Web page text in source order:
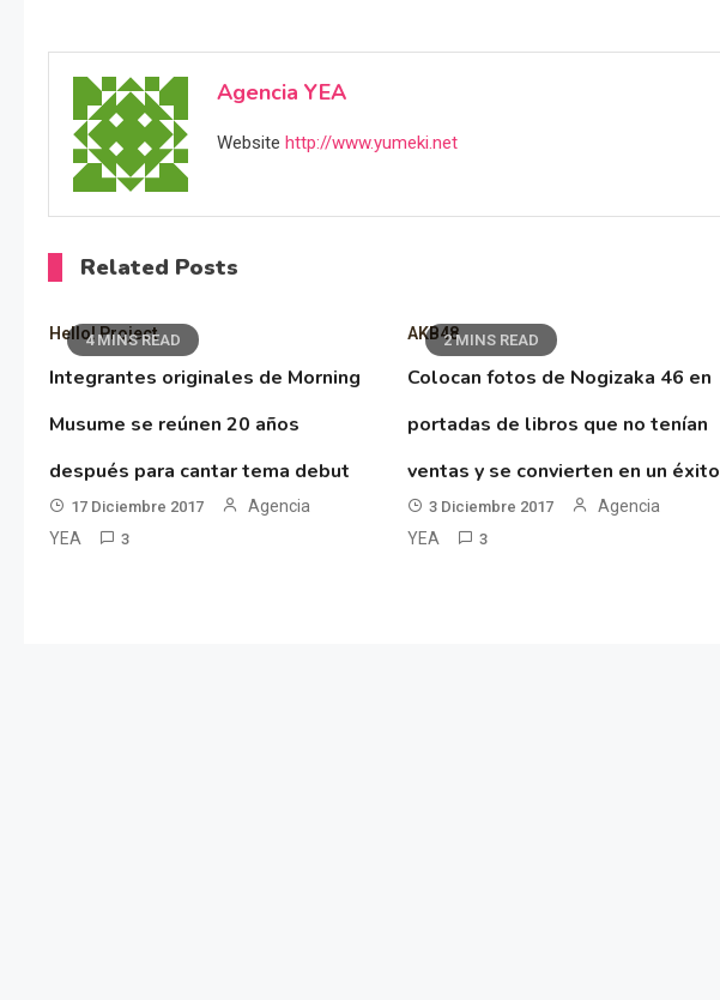
Agencia YEA
Website http://www.yumeki.net
Related Posts
4 MINS READ
Hello! Project
Integrantes originales de Morning
Musume se reúnen 20 años
después para cantar tema debut
17 Diciembre 2017
Agencia
YEA
3
2 MINS READ
AKB48
Colocan fotos de Nogizaka 46 en
portadas de libros que no tenían
ventas y se convierten en un éxito
3 Diciembre 2017
Agencia
YEA
3